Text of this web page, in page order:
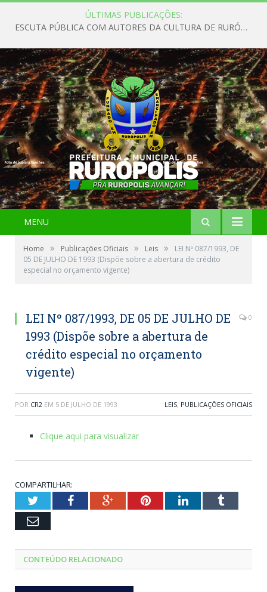
ÚLTIMAS PUBLICAÇÕES:
ESCUTA PÚBLICA COM AUTORES DA CULTURA DE RURÓPOLIS
MENU
Home » Publicações Oficiais » Leis »
LEI Nº 087/1993, DE
05 DE JULHO DE 1993 (Dispõe sobre a abertura de crédito
especial no orçamento vigente)
LEI Nº 087/1993, DE 05 DE JULHO DE
1993 (Dispõe sobre a abertura de
crédito especial no orçamento
vigente)
0
POR CR2 EM 5 DE JULHO DE 1993 LEIS, PUBLICAÇÕES OFICIAIS
Clique aqui para visualizar
COMPARTILHAR:
TwitterFacebookGoogle+PinterestLinkedInTumblr
Email
CONTEÚDO RELACIONADO